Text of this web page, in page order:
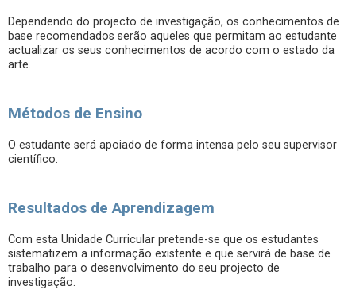
Dependendo do projecto de investigação, os conhecimentos de
base recomendados serão aqueles que permitam ao estudante
actualizar os seus conhecimentos de acordo com o estado da
arte.
Métodos de Ensino
O estudante será apoiado de forma intensa pelo seu supervisor
científico.
Resultados de Aprendizagem
Com esta Unidade Curricular pretende-se que os estudantes
sistematizem a informação existente e que servirá de base de
trabalho para o desenvolvimento do seu projecto de
investigação.